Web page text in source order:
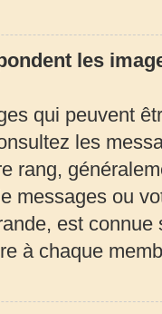
les
qui peuvent
les
rang,
messages ou
est connue
à chaque